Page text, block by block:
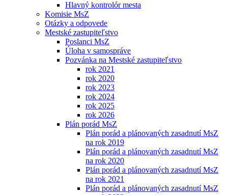
Hlavný kontrolór mesta
Komisie MsZ
Otázky a odpovede
Mestské zastupiteľstvo
Poslanci MsZ
Úloha v samospráve
Pozvánka na Mestské zastupiteľstvo
rok 2021
rok 2020
rok 2023
rok 2024
rok 2025
rok 2026
Plán porád MsZ
Plán porád a plánovaných zasadnutí MsZ
na rok 2019
Plán porád a plánovaných zasadnutí MsZ
na rok 2020
Plán porád a plánovaných zasadnutí MsZ
na rok 2021
Plán porád a plánovaných zasadnutí MsZ